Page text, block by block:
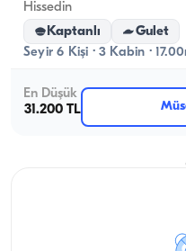
Hissedin
Kaptanlı
Gulet
Seyir 6 Kişi · 3 Kabin ·
En Düşük
31.200 TL